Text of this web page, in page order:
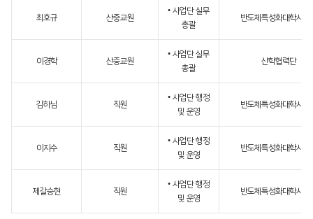
최호규 산중교원
• 사업단 실무
총괄
반도체특성화대학사업
이경학 산중교원
• 사업단 실무
총괄
산학협력단
김하님 직원
• 사업단 행정
및 운영
반도체특성화대학사업
이지수 직원
• 사업단 행정
및 운영
반도체특성화대학사업
제갈승현 직원
• 사업단 행정
및 운영
반도체특성화대학사업